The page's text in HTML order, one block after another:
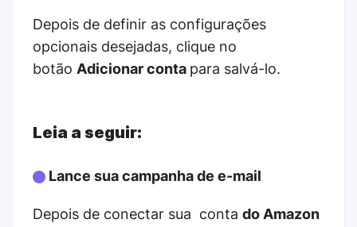
Depois de definir as configurações
opcionais desejadas, clique no
botão Adicionar conta para salvá-lo.
Leia a seguir:
Lance sua campanha de e-mail
Depois de conectar sua conta do Amazon